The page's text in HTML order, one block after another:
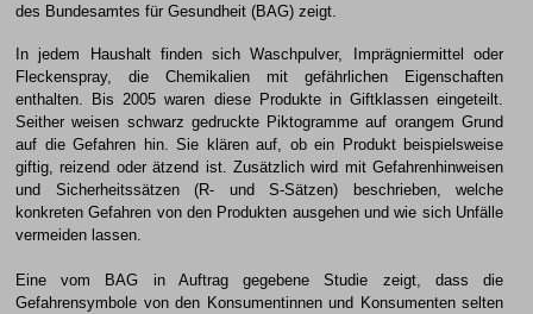
des Bundesamtes für Gesundheit (BAG) zeigt.
In jedem Haushalt finden sich Waschpulver, Imprägniermittel oder
Fleckenspray, die Chemikalien mit gefährlichen Eigenschaften
enthalten. Bis 2005 waren diese Produkte in Giftklassen eingeteilt.
Seither weisen schwarz gedruckte Piktogramme auf orangem Grund
auf die Gefahren hin. Sie klären auf, ob ein Produkt beispielsweise
giftig, reizend oder ätzend ist. Zusätzlich wird mit Gefahrenhinweisen
und Sicherheitssätzen (R- und S-Sätzen) beschrieben, welche
konkreten Gefahren von den Produkten ausgehen und wie sich Unfälle
vermeiden lassen.
Eine vom BAG in Auftrag gegebene Studie zeigt, dass die
Gefahrensymbole von den Konsumentinnen und Konsumenten selten